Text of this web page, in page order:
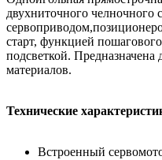
двухниточного челночного
старт, функцией
подсветкой.
материалов.
Технические
Встроенный